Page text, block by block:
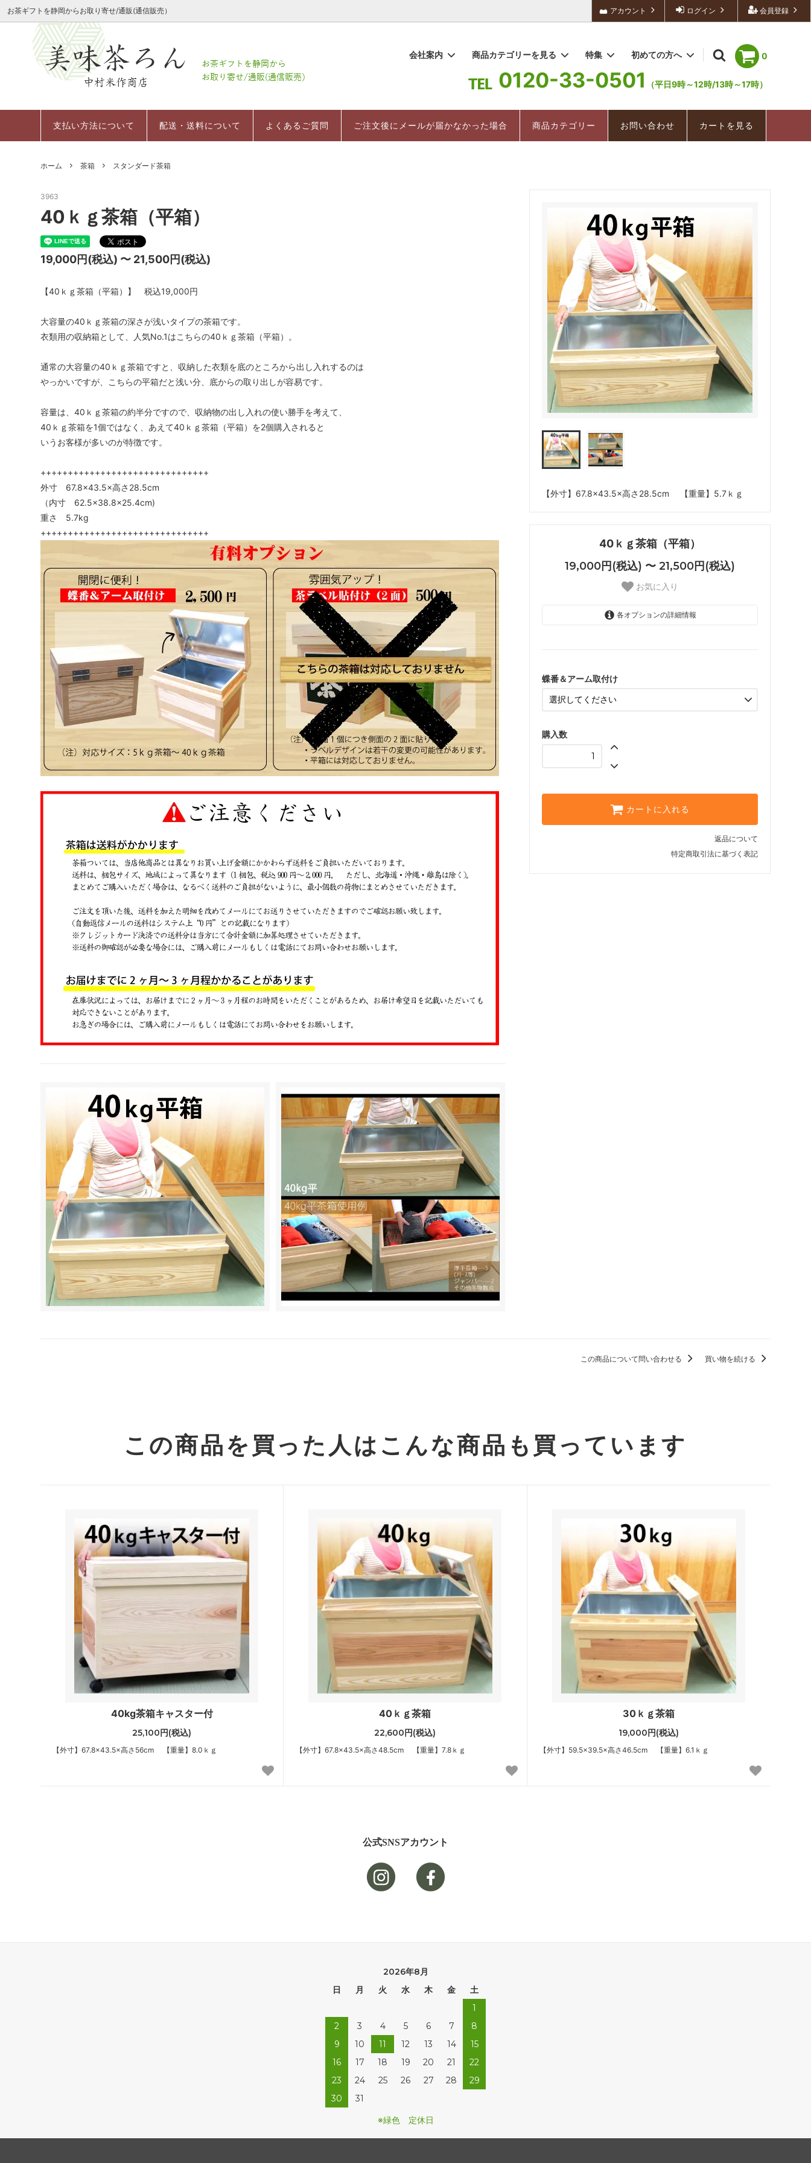
会員登録
ログイン
アカウント
お茶ギフトを静岡からお取り寄せ/通販(通信販売）
0
会社案内 商品カテゴリーを見る
粉末茶 幸せのお茶 まちこ 紅茶 お手軽茶（ティーバッグ）
冷茶/水出し茶 その他のお茶 健康茶/健康食品 美味紀行
お菓子（スイーツ）
特集
お祝いギフトミニ茶箱セット
日本茶インストラクター直伝 美味しい
お茶の入れ方
売上ランキング 深むし茶
初めての方へ
支払い方法について 返品について
0120-33-0501 （平日9時～12時/13時～17時）
支払い方法について 配送・送料について よくあるご質問 ご注文後にメールが届かなかった場合 商品カテゴリー お問い合わせ カートを見る
ホーム 茶箱 スタンダード茶箱
【外寸】67.8×43.5×高さ28.5cm 【重量】5.7ｋｇ
40ｋｇ茶箱（平箱）
19,000円(税込) 〜 21,500円(税込)
お気に入り
各オプションの詳細情報
蝶番＆アーム取付け
購入数
カートに入れる
返品について
特定商取引法に基づく表記
3963
40ｋｇ茶箱（平箱）
19,000円(税込) 〜 21,500円(税込)
【40ｋｇ茶箱（平箱）】 税込19,000円
大容量の40ｋｇ茶箱の深さが浅いタイプの茶箱です。
衣類用の収納箱として、人気No.1はこちらの40ｋｇ茶箱（平箱）。
通常の大容量の40ｋｇ茶箱ですと、収納した衣類を底のところから出し入れするのは
やっかいですが、こちらの平箱だと浅い分、底からの取り出しが容易です。
容量は、40ｋｇ茶箱の約半分ですので、収納物の出し入れの使い勝手を考えて、
40ｋｇ茶箱を1個ではなく、あえて40ｋｇ茶箱（平箱）を2個購入されると
いうお客様が多いのが特徴です。
+++++++++++++++++++++++++++++++
外寸 67.8×43.5×高さ28.5cm
（内寸 62.5×38.8×25.4cm)
重さ 5.7kg
+++++++++++++++++++++++++++++++
この商品について問い合わせる 買い物を続ける
この商品を買った人は こんな商品も買っています
40kg茶箱キャスター付
25,100円(税込)
【外寸】67.8×43.5×高さ56cm 【重量】8.0ｋｇ
40ｋｇ茶箱
22,600円(税込)
【外寸】67.8×43.5×高さ48.5cm 【重量】7.8ｋｇ
30ｋｇ茶箱
19,000円(税込)
【外寸】59.5×39.5×高さ46.5cm 【重量】6.1ｋｇ
公式SNSアカウント
2026年8月
日
月 火 水 木 金
土
1
2
3 4 5 6 7
8
9
10 11 12 13 14
15
16
17 18 19 20 21
22
23
24 25 26 27 28
29
30
31
※緑色 定休日